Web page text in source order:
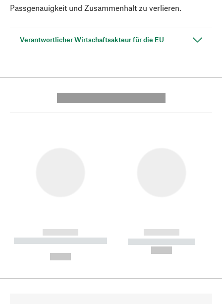
Passgenauigkeit und Zusammenhalt zu verlieren.
Verantwortlicher Wirtschaftsakteur für die EU
------------
----------- ----------- --------
------------
----------- -----------